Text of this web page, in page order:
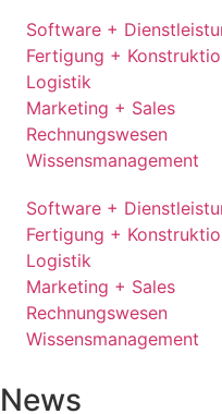
Software +
Fertigung +
Logistik​
Marketing + Sales​
Rechnungswesen
Wissensmanagement​
Software +
Fertigung +
Logistik​
Marketing + Sales​
Rechnungswesen
Wissensmanagement​
News